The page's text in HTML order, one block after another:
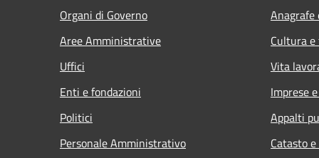
Organi di Governo
Aree Amministrative
Uffici
Enti e fondazioni
Politici
Personale Amministrativo
Cultura
Vita
Imprese
Appalti
Catasto